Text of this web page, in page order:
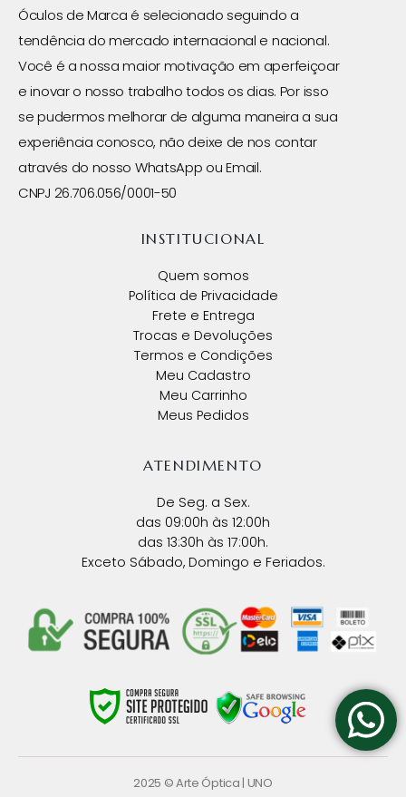
Óculos de Marca é selecionado seguindo a
tendência do mercado internacional e nacional.
Você é a nossa maior motivação em aperfeiçoar
e inovar o nosso trabalho todos os dias. Por isso
se pudermos melhorar de alguma maneira a sua
experiência conosco, não deixe de nos contar
através do nosso WhatsApp ou Email.
CNPJ 26.706.056/0001-50
INSTITUCIONAL
Quem somos
Política de Privacidade
Frete e Entrega
Trocas e Devoluções
Termos e Condições
Meu Cadastro
Meu Carrinho
Meus Pedidos
ATENDIMENTO
De Seg. a Sex.
das 09:00h às 12:00h
das 13:30h às 17:00h.
Exceto Sábado, Domingo e Feriados.
2025 © Arte Óptica | UNO